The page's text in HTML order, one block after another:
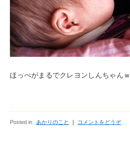
ほっぺがまるでクレヨンしんちゃんｗ
Posted in あかりのこと ｜ コメントをどうぞ